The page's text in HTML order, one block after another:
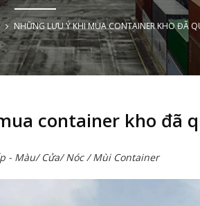
NHỮNG LƯU Ý KHI MUA CONTAINER KHO ĐÃ
container kho đã
- Màu/ Cửa/ Nóc / Mùi Container